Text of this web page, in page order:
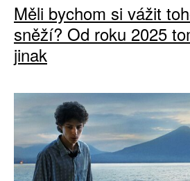
Měli bychom si vážit
sněží? Od roku 2025
jinak